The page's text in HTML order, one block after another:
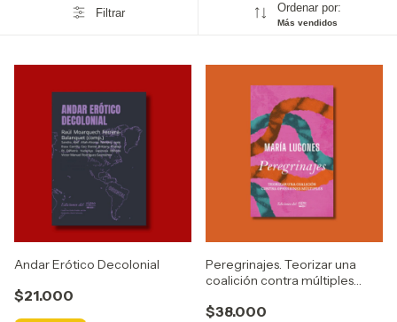
Filtrar Ordenar por:
Más vendidos
Andar Erótico Decolonial
$21.000
Peregrinajes. Teorizar una
coalición contra múltiples
$38.000